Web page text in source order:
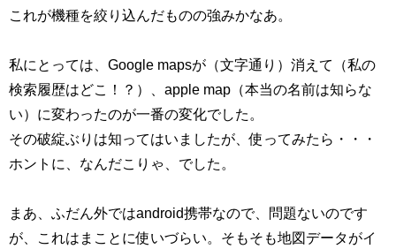
これが機種を絞り込んだものの強みかなあ。
私にとっては、Google mapsが（文字通り）消えて（私の
検索履歴はどこ！？）、apple map（本当の名前は知らな
い）に変わったのが一番の変化でした。
その破綻ぶりは知ってはいましたが、使ってみたら・・・
ホントに、なんだこりゃ、でした。
まあ、ふだん外ではandroid携帯なので、問題ないのです
が、これはまことに使いづらい。そもそも地図データがイ